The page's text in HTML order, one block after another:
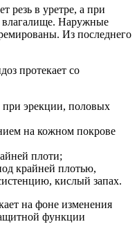
резь в уретре, а при
влагалище. Наружные
Из последнего
протекает со
эрекции, половых
на кожном покрове
плоти;
крайней плотью,
кислый запах.
на фоне изменения
функции